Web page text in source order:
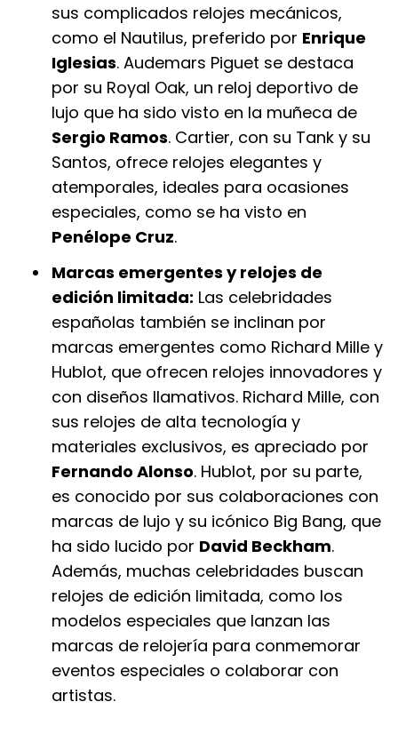
sus complicados relojes mecánicos,
como el Nautilus, preferido por Enrique
Iglesias. Audemars Piguet se destaca
por su Royal Oak, un reloj deportivo de
lujo que ha sido visto en la muñeca de
Sergio Ramos. Cartier, con su Tank y su
Santos, ofrece relojes elegantes y
atemporales, ideales para ocasiones
especiales, como se ha visto en
Penélope Cruz.
Marcas emergentes y relojes de
edición limitada: Las celebridades
españolas también se inclinan por
marcas emergentes como Richard Mille y
Hublot, que ofrecen relojes innovadores y
con diseños llamativos. Richard Mille, con
sus relojes de alta tecnología y
materiales exclusivos, es apreciado por
Fernando Alonso. Hublot, por su parte,
es conocido por sus colaboraciones con
marcas de lujo y su icónico Big Bang, que
ha sido lucido por David Beckham.
Además, muchas celebridades buscan
relojes de edición limitada, como los
modelos especiales que lanzan las
marcas de relojería para conmemorar
eventos especiales o colaborar con
artistas.